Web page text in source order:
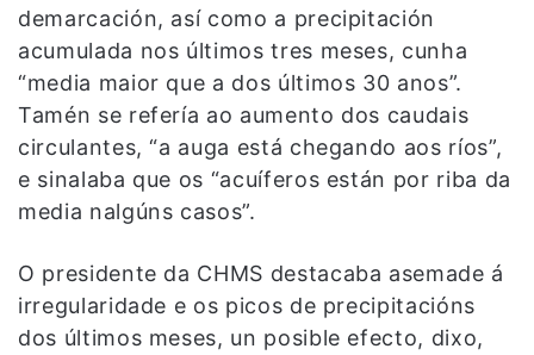
demarcación, así como a precipitación
acumulada nos últimos tres meses, cunha
“media maior que a dos últimos 30 anos”.
Tamén se refería ao aumento dos caudais
circulantes, “a auga está chegando aos ríos”,
e sinalaba que os “acuíferos están por riba da
media nalgúns casos”.
O presidente da CHMS destacaba asemade á
irregularidade e os picos de precipitacións
dos últimos meses, un posible efecto, dixo,